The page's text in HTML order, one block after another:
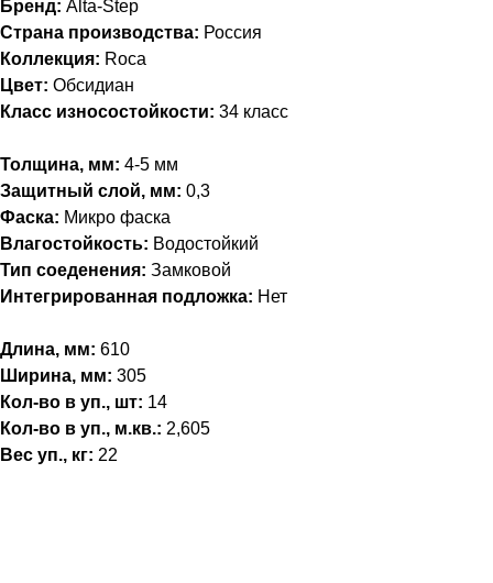
Бренд: Alta-Step
Страна производства: Россия
Коллекция: Roca
Цвет: Обсидиан
Класс износостойкости: 34 класс
Толщина, мм: 4-5 мм
Защитный слой, мм: 0,3
Фаска: Микро фаска
Влагостойкость: Водостойкий
Тип соеденения: Замковой
Интегрированная подложка: Нет
Длина, мм: 610
Ширина, мм: 305
Кол-во в уп., шт: 14
Кол-во в уп., м.кв.: 2,605
Вес уп., кг: 22